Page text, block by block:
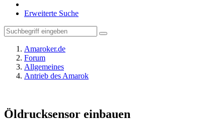
Erweiterte Suche
Amaroker.de
Forum
Allgemeines
Antrieb des Amarok
Öldrucksensor einbauen